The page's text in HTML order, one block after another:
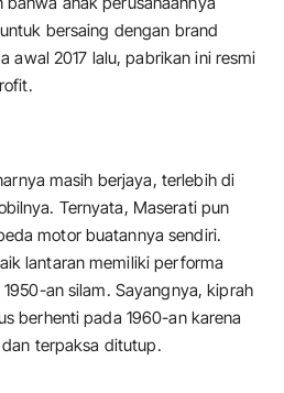
bersaing dengan brand
awal 2017 lalu, pabrikan ini resmi
masih berjaya, terlebih di
Ternyata, Maserati pun
motor buatannya sendiri.
lantaran memiliki performa
an silam. Sayangnya, kiprah
berhenti pada 1960-an karena
terpaksa ditutup.